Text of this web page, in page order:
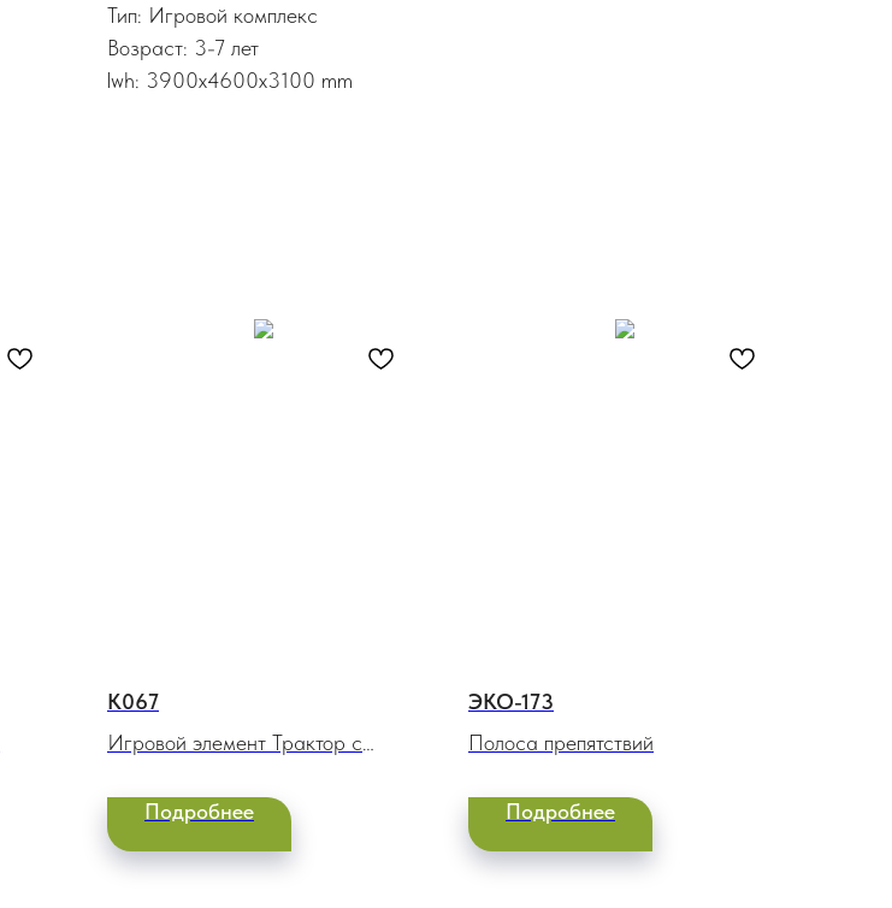
Тип: Игровой комплекс
Возраст: 3-7 лет
lwh: 3900x4600x3100 mm
К067
Игровой элемент Трактор с
Подробнее
ЭКО-173
Полоса препятствий
Подробнее